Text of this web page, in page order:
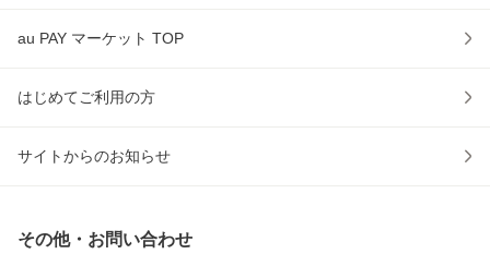
au PAY マーケット TOP
はじめてご利用の方
サイトからのお知らせ
その他・お問い合わせ